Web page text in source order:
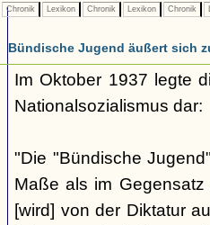
Chronik Lexikon Chronik Lexikon Chronik
Bündische Jugend äußert sich
Im Oktober 1937 legte
Nationalsozialismus dar:
"Die "Bündische
Maße als im
[wird] von der Diktatur